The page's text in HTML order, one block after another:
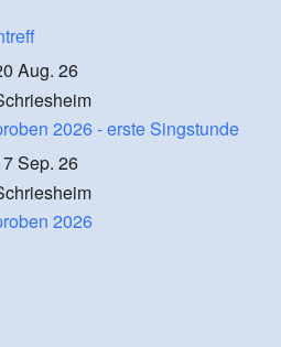
Aug. 26
2026 - erste Singstunde
Sep. 26
2026